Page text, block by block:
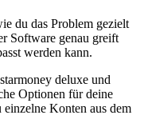
du das Problem gezielt
Software genau greift
werden kann.
deluxe und
Optionen für deine
Konten aus dem